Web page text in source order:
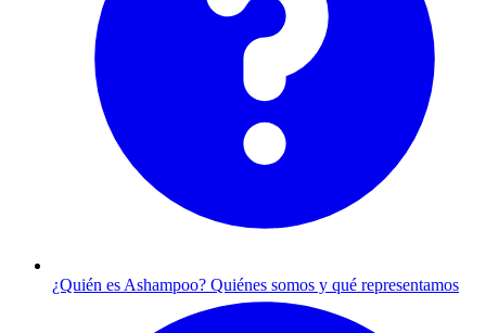
¿Quién es Ashampoo? Quiénes somos y qué representamos